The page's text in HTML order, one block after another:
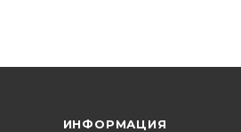
ИНФОРМАЦИЯ